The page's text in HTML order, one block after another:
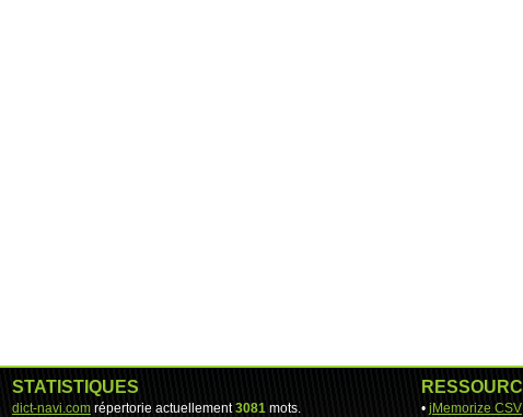
STATISTIQUES
dict-navi.com répertorie actuellement3081 mots. • jMemorize CSV